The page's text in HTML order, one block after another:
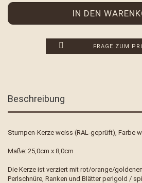
FRAGE ZUM
Beschreibung
Stumpen-Kerze weiss (RAL-geprüft), Farbe
Maße: 25,0cm x 8,0cm
Die Kerze ist verziert mit rot/orange/
Perlschnüre, Ranken und Blätter perlgold /